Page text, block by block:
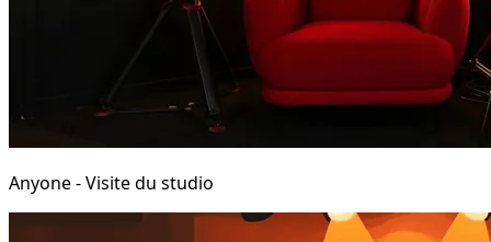
Anyone - Visite du studio